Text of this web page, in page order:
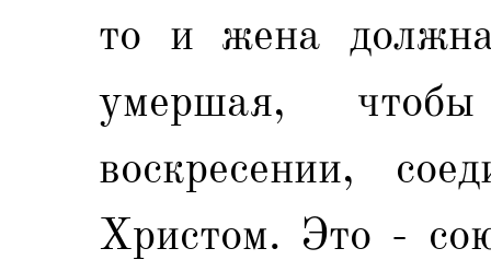
то и жена
умершая,
воскресении,
Христом. Это -